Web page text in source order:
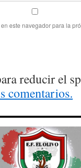
este navegador para la
reducir el
comentarios.